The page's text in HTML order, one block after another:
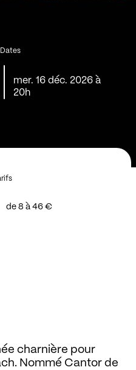
Dates
mer. 16 déc. 2026 à
20h
de 8 à 46 €
charnière pour
Nommé Cantor de